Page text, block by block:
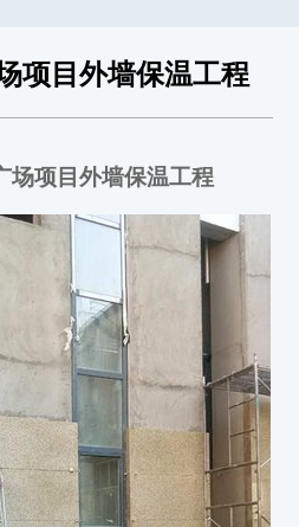
项目外墙保温工程
场项目外墙保温工程